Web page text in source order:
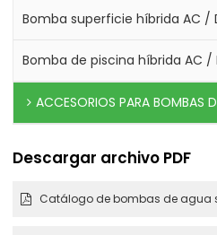
Bomba superficie híbrida AC /
Bomba de piscina híbrida AC /
ACCESORIOS PARA BOMBAS
Descargar archivo PDF
Catálogo de bombas de agua